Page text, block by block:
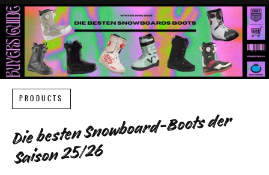
PRODUCTS
Die besten Snowboard-Boots der
Saison 25/26